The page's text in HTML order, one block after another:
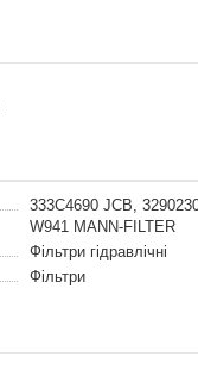
333C4690 JCB,
W941 MANN-FILTER
Фільтри гідравлічні
Фільтри